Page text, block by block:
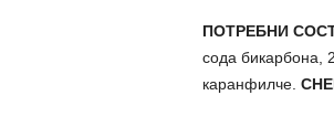
ПОТРЕБНИ
сода бикарбона,
каранфилче.